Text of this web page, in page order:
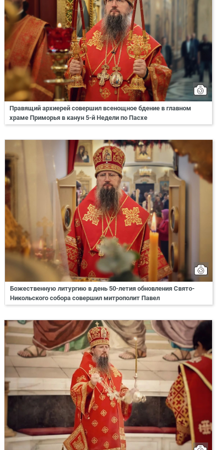
Правящий архиерей совершил всенощное бдение в главном
храме Приморья в канун 5-й Недели по Пасхе
Божественную литургию в день 50-летия обновления Свято-
Никольского собора совершил митрополит Павел